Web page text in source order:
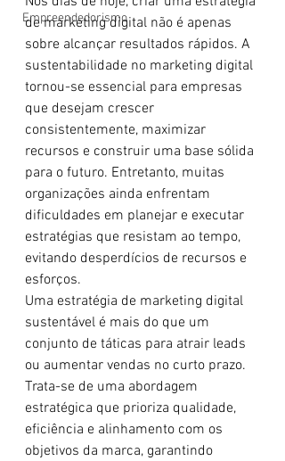
Empreendedorismo
de marketing digital não é apenas
sobre alcançar resultados rápidos. A
sustentabilidade no marketing digital
tornou-se essencial para empresas
que desejam crescer
consistentemente, maximizar
recursos e construir uma base sólida
para o futuro. Entretanto, muitas
organizações ainda enfrentam
dificuldades em planejar e executar
estratégias que resistam ao tempo,
evitando desperdícios de recursos e
esforços.
Uma estratégia de marketing digital
sustentável é mais do que um
conjunto de táticas para atrair leads
ou aumentar vendas no curto prazo.
Trata-se de uma abordagem
estratégica que prioriza qualidade,
eficiência e alinhamento com os
objetivos da marca, garantindo